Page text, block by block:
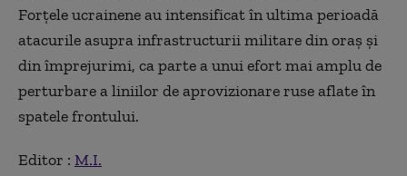
Forțele ucrainene au intensificat în ultima perioadă
atacurile asupra infrastructurii militare din oraș și
din împrejurimi, ca parte a unui efort mai amplu de
perturbare a liniilor de aprovizionare ruse aflate în
spatele frontului.
Editor : M.I.